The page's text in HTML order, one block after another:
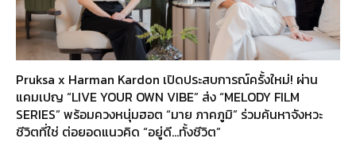
Pruksa x Harman Kardon เปิดประสบการณ์ครั้งใหม่! ผ่าน
แคมเปญ “LIVE YOUR OWN VIBE” ส่ง “MELODY FILM
SERIES” พร้อมควงหนุ่มฮอต “มาย ภาคภูมิ” ร่วมค้นหาจังหวะ
ชีวิตที่ใช่ ต่อยอดแนวคิด “อยู่ดี…ทั้งชีวิต”